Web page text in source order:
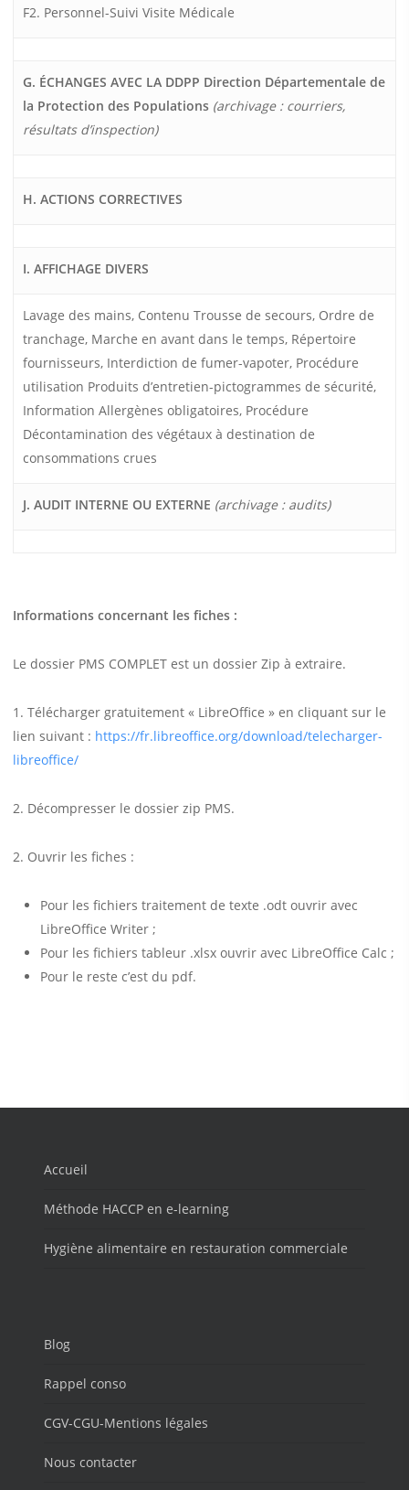
F2. Personnel-Suivi Visite Médicale
G. ÉCHANGES AVEC LA DDPP Direction Départementale de
la Protection des Populations (archivage : courriers,
résultats d’inspection)
H. ACTIONS CORRECTIVES
I. AFFICHAGE DIVERS
Lavage des mains, Contenu Trousse de secours, Ordre de
tranchage, Marche en avant dans le temps, Répertoire
fournisseurs, Interdiction de fumer-vapoter, Procédure
utilisation Produits d’entretien-pictogrammes de sécurité,
Information Allergènes obligatoires, Procédure
Décontamination des végétaux à destination de
consommations crues
J. AUDIT INTERNE OU EXTERNE (archivage : audits)
Informations concernant les fiches :
Le dossier PMS COMPLET est un dossier Zip à extraire.
1. Télécharger gratuitement « LibreOffice » en cliquant sur le
lien suivant : https://fr.libreoffice.org/download/telecharger-
libreoffice/
2. Décompresser le dossier zip PMS.
2. Ouvrir les fiches :
Pour les fichiers traitement de texte .odt ouvrir avec
LibreOffice Writer ;
Pour les fichiers tableur .xlsx ouvrir avec LibreOffice Calc ;
Pour le reste c’est du pdf.
Accueil
Méthode HACCP en e-learning
Hygiène alimentaire en restauration commerciale
Blog
Rappel conso
CGV-CGU-Mentions légales
Nous contacter